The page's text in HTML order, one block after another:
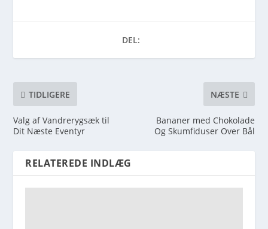
DEL:
TIDLIGERE
Valg af Vandrerygsæk til
Dit Næste Eventyr
NÆSTE
Bananer med Chokolade
Og Skumfiduser Over Bål
RELATEREDE INDLÆG